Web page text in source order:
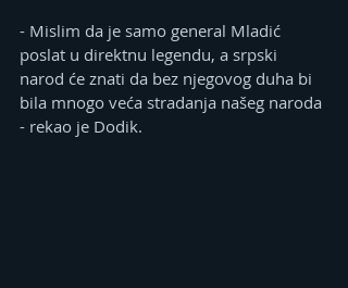
- Mislim da je samo general Mladić
poslat u direktnu legendu, a srpski
narod će znati da bez njegovog duha bi
bila mnogo veća stradanja našeg naroda
- rekao je Dodik.